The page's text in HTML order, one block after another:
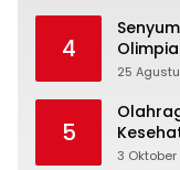
4
25
5
3